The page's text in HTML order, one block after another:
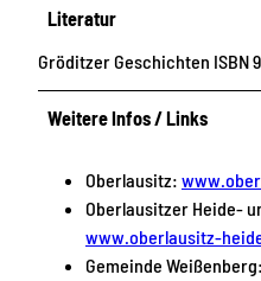
Literatur
Gröditzer Geschichten ISBN
Weitere Infos / Links
Oberlausitz:
Oberlausitzer Heide-
www.oberlausitz-
Gemeinde Weißenberg: